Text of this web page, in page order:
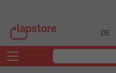
DE
Toggle
navigation